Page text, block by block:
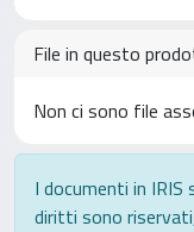
File in questo
Non ci sono file
I documenti in
diritti sono